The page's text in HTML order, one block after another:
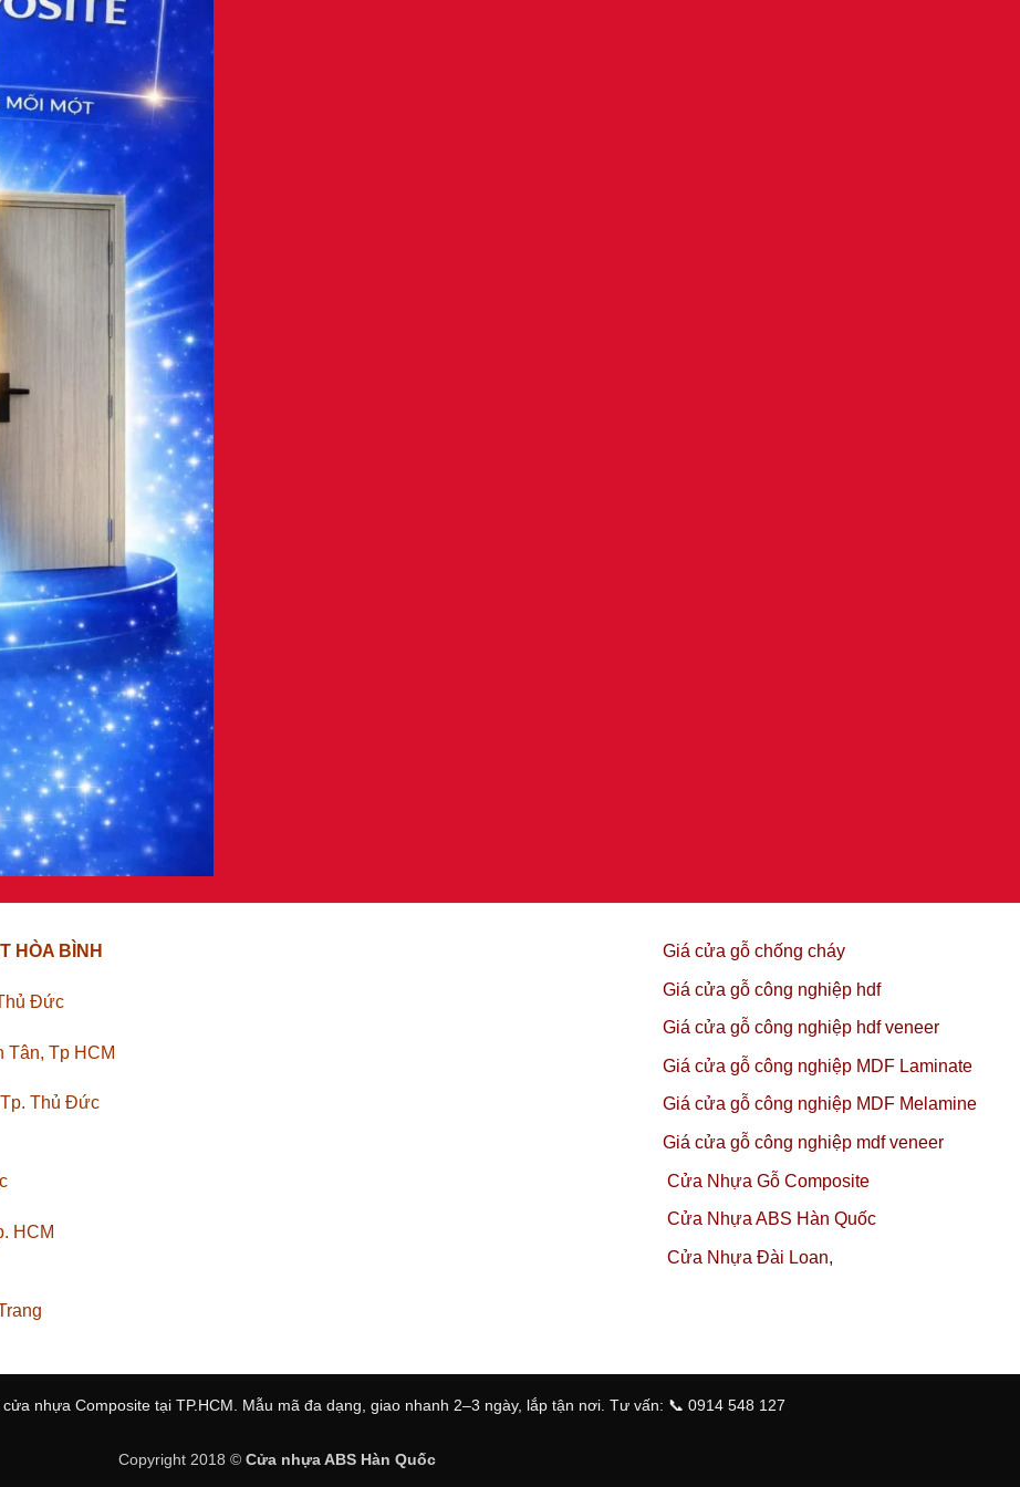
HÒA BÌNH
Đức
Tân, Tp HCM
Thủ Đức
HCM
Giá cửa gỗ chống cháy
Giá cửa gỗ công nghiệp hdf
Giá cửa gỗ công nghiệp hdf veneer
Giá cửa gỗ công nghiệp MDF Laminate
Giá cửa gỗ công nghiệp MDF Melamine
Giá cửa gỗ công nghiệp mdf veneer
Cửa Nhựa Gỗ Composite
Cửa Nhựa ABS Hàn Quốc
Cửa Nhựa Đài Loan,
nhựa Composite tại TP.HCM. Mẫu mã đa dạng, giao nhanh 2–3 ngày, lắp tận nơi. Tư vấn: 📞 0914 548 127
Copyright 2018 © Cửa nhựa ABS Hàn Quốc